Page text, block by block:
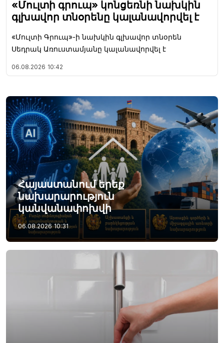
«Մուլտի գրուպ» կոնցեռնի նախկին
գլխավոր տնօրենը կալանավորվել է
«Մուլտի Գրուպ»-ի նախկին գլխավոր տնօրեն
Սեդրակ Առուստամյանը կալանավորվել է
06.08.2026 10:42
Հայաստանում երեք
նախարարություն
կանվանափոխվի
06.08.2026 10:31